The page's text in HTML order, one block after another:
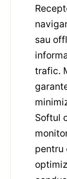
sau
trafic.
Softul
pentru